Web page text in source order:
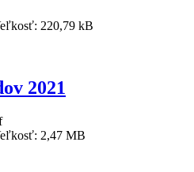
220,79 kB
2021
2,47 MB